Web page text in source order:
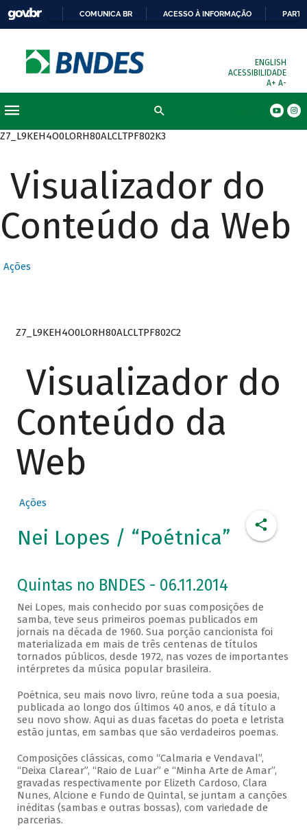
COMUNICA BR ACESSO À INFORMAÇÃO
ENGLISH
ACESSIBILIDADE
A+ A-
Z7_L9KEH4O0LORH80ALCLTPF802K3
Visualizador do
Conteúdo da Web
Ações
Z7_L9KEH4O0LORH80ALCLTPF802C2
Visualizador do
Conteúdo da
Web
Ações
Nei Lopes / “Poétnica”
Quintas no BNDES - 06.11.2014
Nei Lopes, mais conhecido por suas composições de
samba, teve seus primeiros poemas publicados em
jornais na década de 1960. Sua porção cancionista foi
materializada em mais de três centenas de títulos
tornados públicos, desde 1972, nas vozes de importantes
intérpretes da música popular brasileira.
Poétnica, seu mais novo livro, reúne toda a sua poesia,
publicada ao longo dos últimos 40 anos, e dá título a
seu novo show. Aqui as duas facetas do poeta e letrista
estão juntas, em sambas que são verdadeiros poemas.
Composições clássicas, como “Calmaria e Vendaval”,
“Deixa Clarear”, “Raio de Luar” e “Minha Arte de Amar”,
gravadas respectivamente por Elizeth Cardoso, Clara
Nunes, Alcione e Fundo de Quintal, se juntam a canções
inéditas (sambas e outras bossas), com variedade de
parcerias.